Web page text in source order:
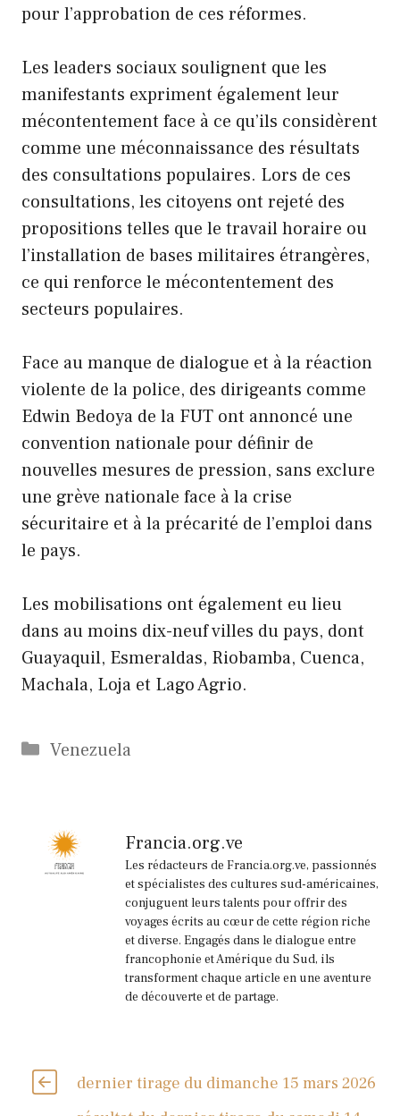
pour l’approbation de ces réformes.
Les leaders sociaux soulignent que les
manifestants expriment également leur
mécontentement face à ce qu’ils considèrent
comme une méconnaissance des résultats
des consultations populaires. Lors de ces
consultations, les citoyens ont rejeté des
propositions telles que le travail horaire ou
l’installation de bases militaires étrangères,
ce qui renforce le mécontentement des
secteurs populaires.
Face au manque de dialogue et à la réaction
violente de la police, des dirigeants comme
Edwin Bedoya de la FUT ont annoncé une
convention nationale pour définir de
nouvelles mesures de pression, sans exclure
une grève nationale face à la crise
sécuritaire et à la précarité de l’emploi dans
le pays.
Les mobilisations ont également eu lieu
dans au moins dix-neuf villes du pays, dont
Guayaquil, Esmeraldas, Riobamba, Cuenca,
Machala, Loja et Lago Agrio.
Catégories
Venezuela
Francia.org.ve
Les rédacteurs de Francia.org.ve, passionnés
et spécialistes des cultures sud-américaines,
conjuguent leurs talents pour offrir des
voyages écrits au cœur de cette région riche
et diverse. Engagés dans le dialogue entre
francophonie et Amérique du Sud, ils
transforment chaque article en une aventure
de découverte et de partage.
dernier tirage du dimanche 15 mars 2026